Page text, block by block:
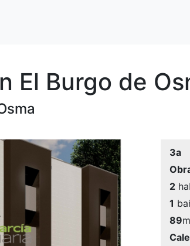
El Burgo de
3a
2
1
89